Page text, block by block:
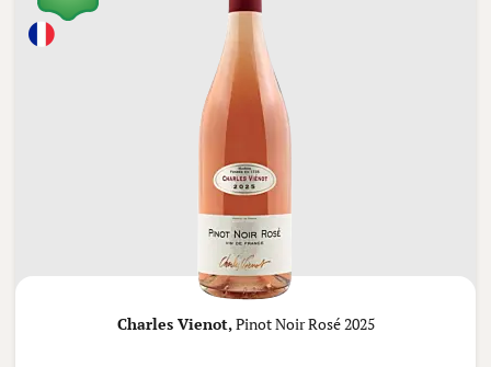
Charles Vienot, Pinot Noir Rosé 2025